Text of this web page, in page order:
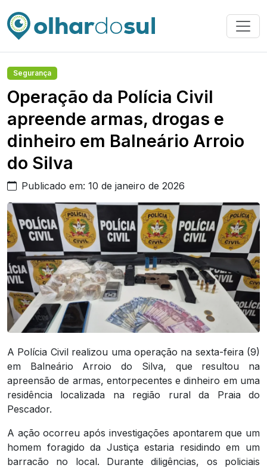
Segurança
Operação da Polícia Civil
apreende armas, drogas e
dinheiro em Balneário Arroio
do Silva
Publicado em: 10 de janeiro de 2026
A Polícia Civil realizou uma operação na sexta-feira (9)
em Balneário Arroio do Silva, que resultou na
apreensão de armas, entorpecentes e dinheiro em uma
residência localizada na região rural da Praia do
Pescador.
A ação ocorreu após investigações apontarem que um
homem foragido da Justiça estaria residindo em um
barracão no local. Durante diligências, os policiais